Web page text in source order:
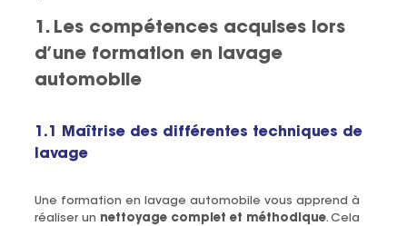
1. Les compétences acquises lors
d’une formation en lavage
automobile
1.1 Maîtrise des différentes techniques de
lavage
Une formation en lavage automobile vous apprend à
réaliser un nettoyage complet et méthodique. Cela